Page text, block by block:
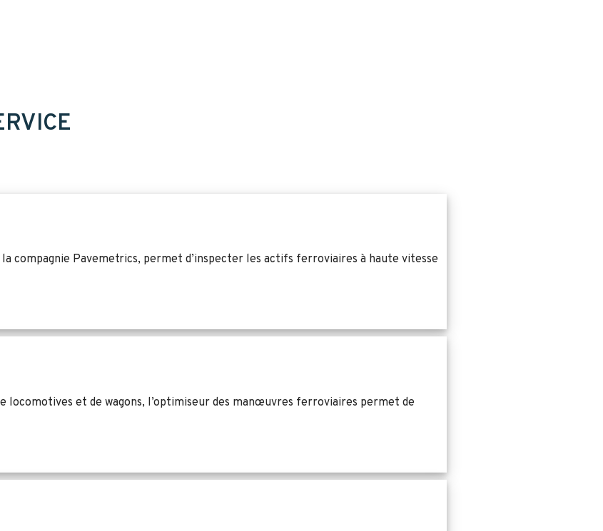
compagnie Pavemetrics, permet d’inspecter les actifs ferroviaires à haute vitesse
et de wagons, l’optimiseur des manœuvres ferroviaires permet de